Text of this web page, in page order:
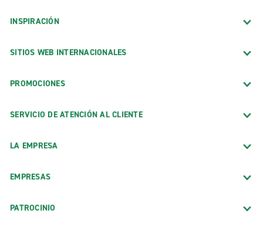
INSPIRACIÓN
SITIOS WEB INTERNACIONALES
PROMOCIONES
SERVICIO DE ATENCIÓN AL CLIENTE
LA EMPRESA
EMPRESAS
PATROCINIO